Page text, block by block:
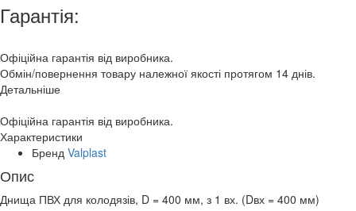
Гарантія:
Офіційна гарантія від виробника.
Обмін/повернення товару належної якості протягом 14 днів.
Детальніше
Офіційна гарантія від виробника.
Характеристики
Бренд Valplast
Опис
Днища ПВХ для колодязів, D = 400 мм, з 1 вх. (Dвх = 400 мм)